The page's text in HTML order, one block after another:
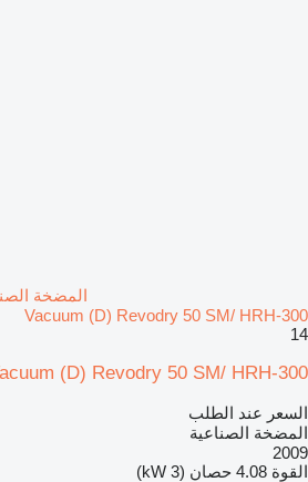
Vacuum (D) Revodry 50 SM/ HRH-300
14
(D) Revodry 50 SM/ HRH-300
السعر عند الطلب
المضخة الصناعية
2009
القوة 4.08 حصان (3 kW)